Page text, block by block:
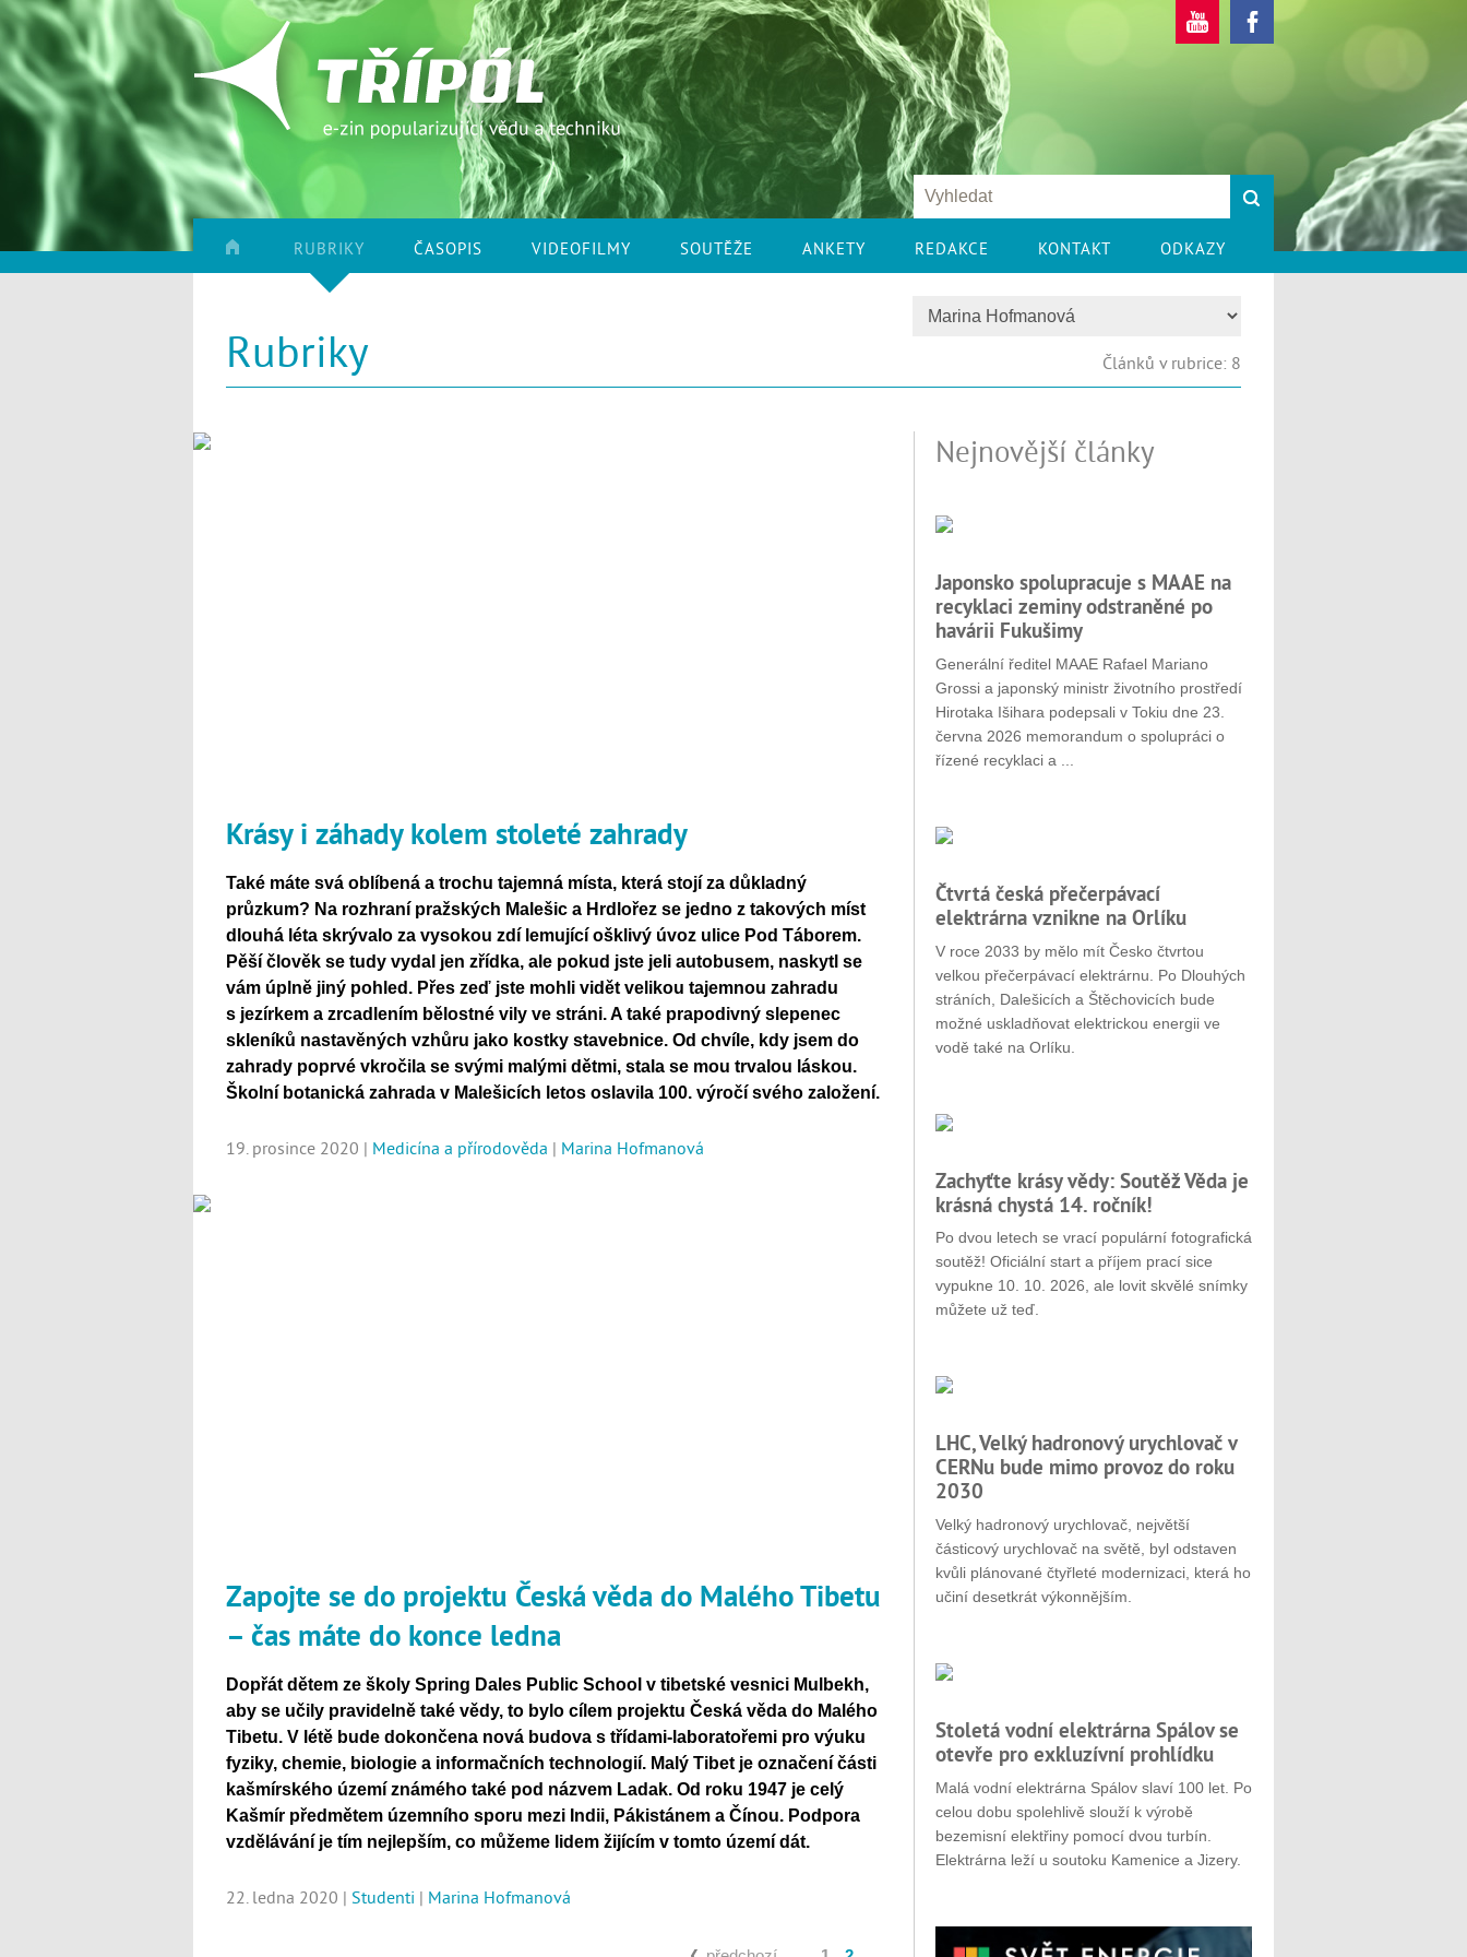
RUBRIKY ČASOPIS VIDEOFILMY SOUTĚŽE ANKETY REDAKCE KONTAKT ODKAZY
Rubriky Článků v rubrice: 8
Krásy i záhady kolem stoleté zahrady
Také máte svá oblíbená a trochu tajemná místa, která stojí za důkladný
průzkum? Na rozhraní pražských Malešic a Hrdlořez se jedno z takových míst
dlouhá léta skrývalo za vysokou zdí lemující ošklivý úvoz ulice Pod Táborem.
Pěší člověk se tudy vydal jen zřídka, ale pokud jste jeli autobusem, naskytl se
vám úplně jiný pohled. Přes zeď jste mohli vidět velikou tajemnou zahradu
s jezírkem a zrcadlením bělostné vily ve stráni. A také prapodivný slepenec
skleníků nastavěných vzhůru jako kostky stavebnice. Od chvíle, kdy jsem do
zahrady poprvé vkročila se svými malými dětmi, stala se mou trvalou láskou.
Školní botanická zahrada v Malešicích letos oslavila 100. výročí svého založení.
19. prosince 2020 | Medicína a přírodověda | Marina Hofmanová
Zapojte se do projektu Česká věda do Malého Tibetu
– čas máte do konce ledna
Dopřát dětem ze školy Spring Dales Public School v tibetské vesnici Mulbekh,
aby se učily pravidelně také vědy, to bylo cílem projektu Česká věda do Malého
Tibetu. V létě bude dokončena nová budova s třídami-laboratořemi pro výuku
fyziky, chemie, biologie a informačních technologií. Malý Tibet je označení části
kašmírského území známého také pod názvem Ladak. Od roku 1947 je celý
Kašmír předmětem územního sporu mezi Indii, Pákistánem a Čínou. Podpora
vzdělávání je tím nejlepším, co můžeme lidem žijícím v tomto území dát.
22. ledna 2020 | Studenti | Marina Hofmanová
Nejnovější články
Japonsko spolupracuje s MAAE na
recyklaci zeminy odstraněné po
havárii Fukušimy
Generální ředitel MAAE Rafael Mariano
Grossi a japonský ministr životního prostředí
Hirotaka Išihara podepsali v Tokiu dne 23.
června 2026 memorandum o spolupráci o
řízené recyklaci a ...
Čtvrtá česká přečerpávací
elektrárna vznikne na Orlíku
V roce 2033 by mělo mít Česko čtvrtou
velkou přečerpávací elektrárnu. Po Dlouhých
stráních, Dalešicích a Štěchovicích bude
možné uskladňovat elektrickou energii ve
vodě také na Orlíku.
Zachyťte krásy vědy: Soutěž Věda je
krásná chystá 14. ročník!
Po dvou letech se vrací populární fotografická
soutěž! Oficiální start a příjem prací sice
vypukne 10. 10. 2026, ale lovit skvělé snímky
můžete už teď.
LHC, Velký hadronový urychlovač v
CERNu bude mimo provoz do roku
2030
Velký hadronový urychlovač, největší
částicový urychlovač na světě, byl odstaven
kvůli plánované čtyřleté modernizaci, která ho
učiní desetkrát výkonnějším.
Stoletá vodní elektrárna Spálov se
otevře pro exkluzívní prohlídku
Malá vodní elektrárna Spálov slaví 100 let. Po
celou dobu spolehlivě slouží k výrobě
bezemisní elektřiny pomocí dvou turbín.
Elektrárna leží u soutoku Kamenice a Jizery.